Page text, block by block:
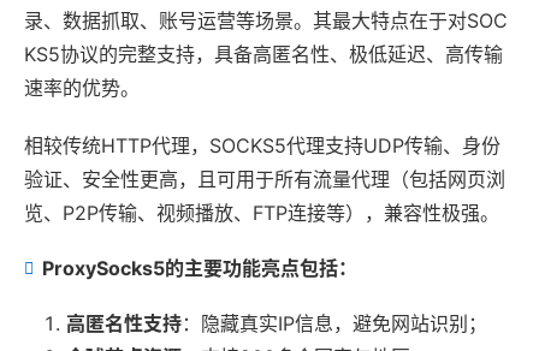
录、数据抓取、账号运营等场景。其最大特点在于对SOC
KS5协议的完整支持，具备高匿名性、极低延迟、高传输
速率的优势。
相较传统HTTP代理，SOCKS5代理支持UDP传输、身份
验证、安全性更高，且可用于所有流量代理（包括网页浏
览、P2P传输、视频播放、FTP连接等），兼容性极强。
ProxySocks5的主要功能亮点包括：
高匿名性支持：隐藏真实IP信息，避免网站识别；